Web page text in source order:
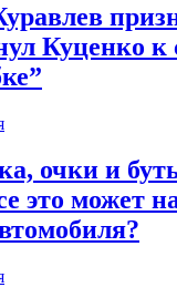
Куценко к
очки и
это может